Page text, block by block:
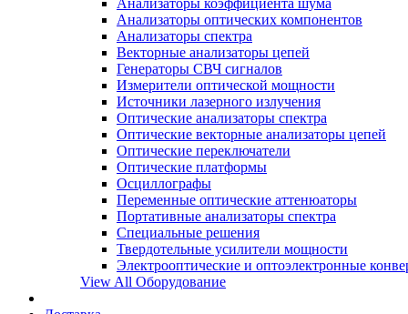
Анализаторы коэффициента шума
Анализаторы оптических компонентов
Анализаторы спектра
Векторные анализаторы цепей
Генераторы СВЧ сигналов
Измерители оптической мощности
Источники лазерного излучения
Оптические анализаторы спектра
Оптические векторные анализаторы цепей
Оптические переключатели
Оптические платформы
Осциллографы
Переменные оптические аттенюаторы
Портативные анализаторы спектра
Специальные решения
Твердотельные усилители мощности
Электрооптические и оптоэлектронные
View All Оборудование